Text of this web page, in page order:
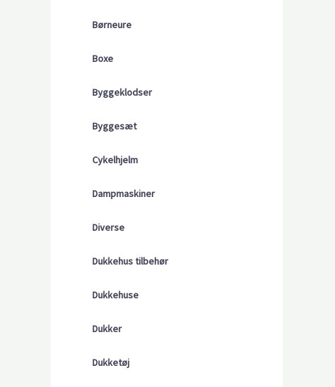
Børneure
Boxe
Byggeklodser
Byggesæt
Cykelhjelm
Dampmaskiner
Diverse
Dukkehus tilbehør
Dukkehuse
Dukker
Dukketøj